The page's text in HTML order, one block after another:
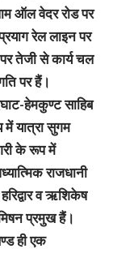
ऑल वेदर रोड पर
रेल लाइन पर
पर तेजी से कार्य चल
पर हैं।
हेमकुण्ट साहिब
यात्रा सुगम
के रूप में
राजधानी
व ऋशिकेष
प्रमुख हैं।
ही एक